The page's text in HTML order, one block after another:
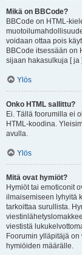
Mikä on BBCode?
BBCode on HTML-
voidaan ottaa pois
BBCode itsessään on
sijaan hakasulkuja [ ja
Ylös
Onko HTML sallittu?
Ei. Tällä foorumilla ei
HTML-koodina.
avulla.
Ylös
Mitä ovat hymiöt?
Hymiöt tai emoticonit
ilmaisemiseen lyhyitä
tarkoittaa surullista.
viestistä
Foorumin ylläpitäjä
hymiöiden määrälle.